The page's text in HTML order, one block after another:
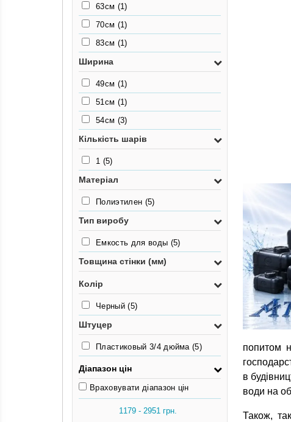
63см (1)
70см (1)
83см (1)
Ширина
49см (1)
51см (1)
54см (3)
Кількість шарів
1 (5)
Матеріал
Полиэтилен (5)
Тип виробу
Емкость для воды (5)
Товщина стінки (мм)
Колір
Черный(5)
Штуцер
Пластиковый 3/4 дюйма(5)
Діапазон цін
Враховувати діапазон цін
попитом
в
води на
Також,